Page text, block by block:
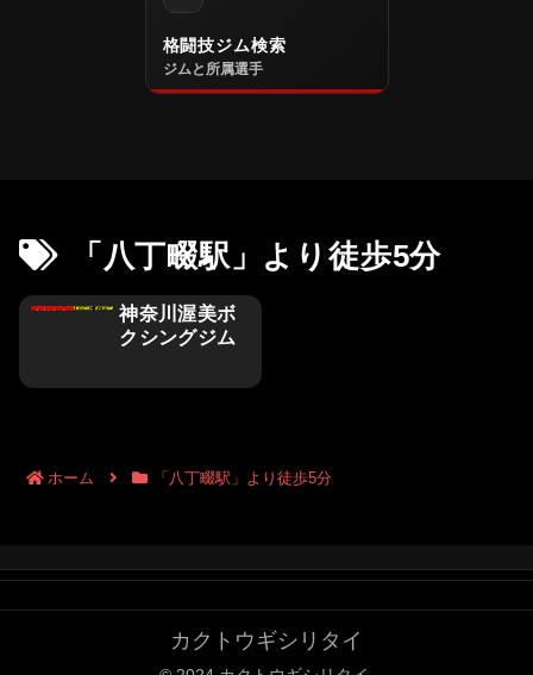
格闘技ジム検索
ジムと所属選手
「八丁畷駅」より徒歩5分
川崎市
神奈川渥美ボ
クシングジム
ホーム 「八丁畷駅」より徒歩5分
カクトウギシリタイ